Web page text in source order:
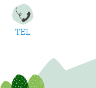
TEL